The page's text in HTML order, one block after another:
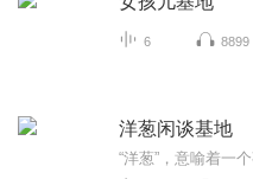
6 8899
洋葱闲谈基地